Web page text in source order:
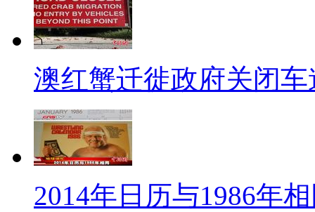
他一直没时间回学校上课，功
作满档，决定休学，他澄清只
定。不过2007年他已免除兵役
人气偶像林宥嘉同样事业、
年6月就该毕业的林宥嘉，为了
院”。他坦言这学期几乎都没
将成为“大六生”。
澳红蟹迁徙政府关闭
2014年日历与1986年